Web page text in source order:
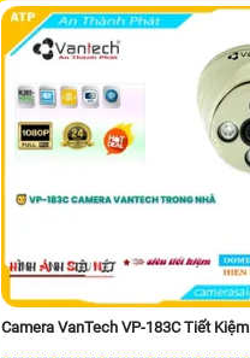
Camera VanTech VP-183C Tiết Kiệm